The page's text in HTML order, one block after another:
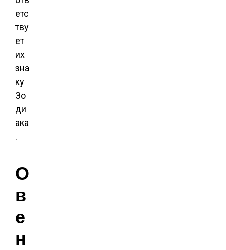
етс
тву
ет
их
зна
ку
Зо
ди
ака
.
О
в
е
н